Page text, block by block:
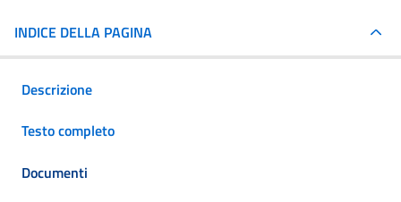
INDICE DELLA PAGINA
Descrizione
Testo completo
Documenti